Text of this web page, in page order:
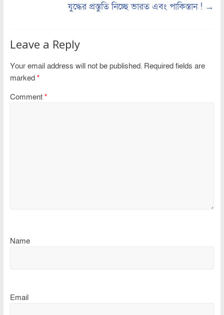
যুদ্ধের প্রস্তুতি নিচ্ছে ভারত এবং পাকিস্তান ! →
Leave a Reply
Your email address will not be published. Required fields are
marked *
Comment *
Name
Email